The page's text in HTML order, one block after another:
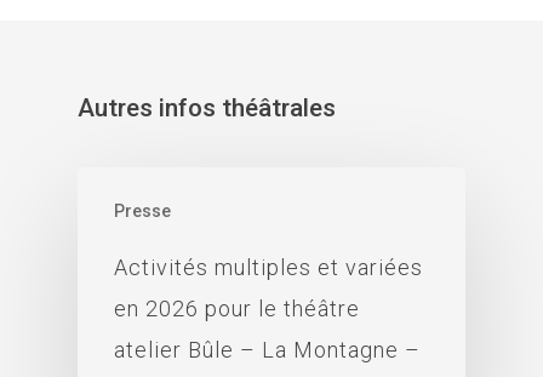
Autres infos théâtrales
Presse
Activités multiples et variées
en 2026 pour le théâtre
atelier Bûle – La Montagne –